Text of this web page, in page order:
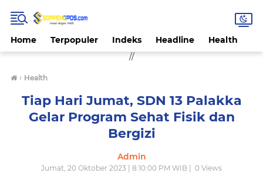
Home Terpopuler Indeks Headline Health
//
› Health
Tiap Hari Jumat, SDN 13 Palakka
Gelar Program Sehat Fisik dan
Bergizi
Admin
Jumat, 20 Oktober 2023 | 8:10:00 PM WIB | 0 Views